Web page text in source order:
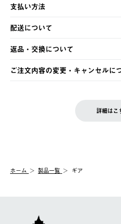
支払い方法
以下のいずれかの方法でお支払い
・クレジットカード決済
・コンビニ決済
・Pay-easy決済
配送について
【発送スケジュール】
ご注文・ご入金完了より2営業日
土日祝の発送はございませんので
の発送となる場合がございます。
【配送業者】
佐川急便にて配送されます。
返品・交換について
※お客様都合の場合
お客様都合の返品にかかる送料は
一度お手元の商品を返品いただき
ご注文内容の変更・キャンセルに
LOGOS FAMILY会員の方は、会
詳細はこ
ホーム 製品一覧 ギア